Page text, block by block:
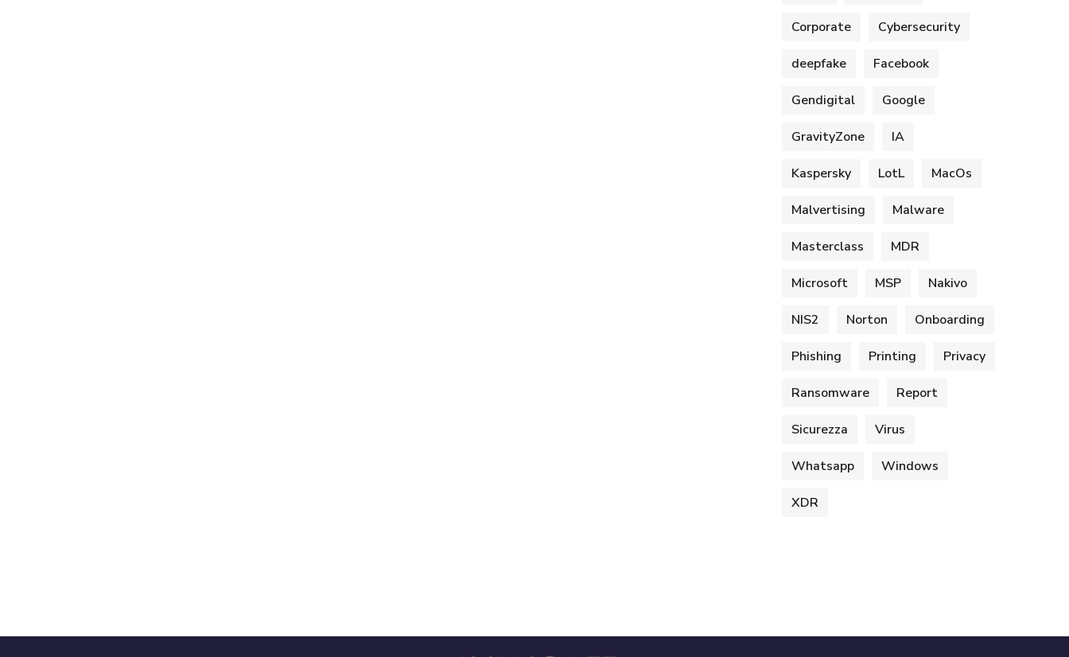
Corporate Cybersecurity
deepfake Facebook
Gendigital Google
GravityZone IA
Kaspersky LotL MacOs
Malvertising Malware
Masterclass MDR
Microsoft MSP Nakivo
NIS2 Norton Onboarding
Phishing Printing Privacy
Ransomware Report
Sicurezza Virus
Whatsapp Windows
XDR